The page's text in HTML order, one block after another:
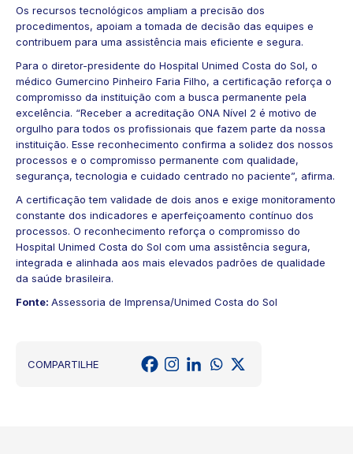
Os recursos tecnológicos ampliam a precisão dos
procedimentos, apoiam a tomada de decisão das equipes e
contribuem para uma assistência mais eficiente e segura.
Para o diretor-presidente do Hospital Unimed Costa do Sol, o
médico Gumercino Pinheiro Faria Filho, a certificação reforça o
compromisso da instituição com a busca permanente pela
excelência. “Receber a acreditação ONA Nível 2 é motivo de
orgulho para todos os profissionais que fazem parte da nossa
instituição. Esse reconhecimento confirma a solidez dos nossos
processos e o compromisso permanente com qualidade,
segurança, tecnologia e cuidado centrado no paciente”, afirma.
A certificação tem validade de dois anos e exige monitoramento
constante dos indicadores e aperfeiçoamento contínuo dos
processos. O reconhecimento reforça o compromisso do
Hospital Unimed Costa do Sol com uma assistência segura,
integrada e alinhada aos mais elevados padrões de qualidade
da saúde brasileira.
Fonte: Assessoria de Imprensa/Unimed Costa do Sol
COMPARTILHE